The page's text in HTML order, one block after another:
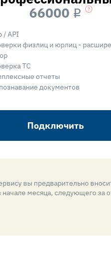
66000 i
/ API
физлиц и юрлиц -
ТС
отчеты
документов
Подключить
вы предварительно
начале месяца, следующего за